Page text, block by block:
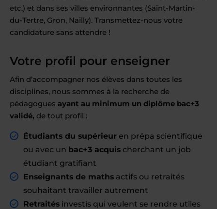
etc.) et dans ses villes environnantes (Saint-Martin-
du-Tertre, Gron, Nailly). Transmettez-nous votre
candidature sans attendre !
Votre profil pour enseigner
Afin d’accompagner nos élèves dans toutes les
disciplines, nous sommes à la recherche de
pédagogues ayant au minimum un diplôme bac+3
validé, de tout profil :
Étudiants du supérieur en prépa scientifique
ou avec un bac+3 acquis cherchant un job
étudiant gratifiant
Enseignants de maths actifs ou retraités
souhaitant travailler autrement
Retraités investis qui veulent se rendre utiles